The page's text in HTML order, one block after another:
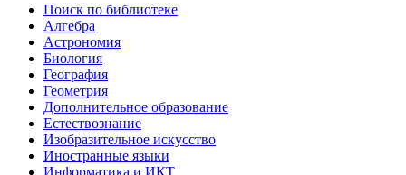
Поиск по библиотеке
Алгебра
Астрономия
Биология
География
Геометрия
Дополнительное образование
Естествознание
Изобразительное искусство
Иностранные языки
Информатика и ИКТ